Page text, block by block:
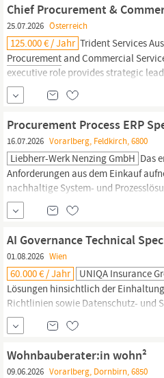
kaufmännischen / technischen
Bereich
Chief Procurement &
25.07.2026 Österreich
125.000 € / Jahr Trident Services
Procurementand Commercial
executive role provides strategic
commercial management,
sustainable growth and
Procurement Process ERP
16.07.2026 Vorarlberg, Feldkirch, 6800
Liebherr-Werk Nenzing GmbH Das
Anforderungen aus dem Einkauf
nachhaltige System- und
Einkaufsprozesse und ERP-
weiterentwickeln und optimieren
System- und ERP-Fragen im Einkauf
durchführen und Releases begleiten
AI Governance Technical
01.08.2026 Wien
60.000 € / Jahr UNIQA Insurance
Lösungen hinsichtlich der
Richtlinien sowie Datenschutz- und
durch Du definierst und pflegst den
einschließlich Modellen,
Zusammenarbeit mit Enterprise
Security, Data Protection,
Wohnbauberater:in wohn²
09.06.2026 Vorarlberg, Dornbirn, 6850